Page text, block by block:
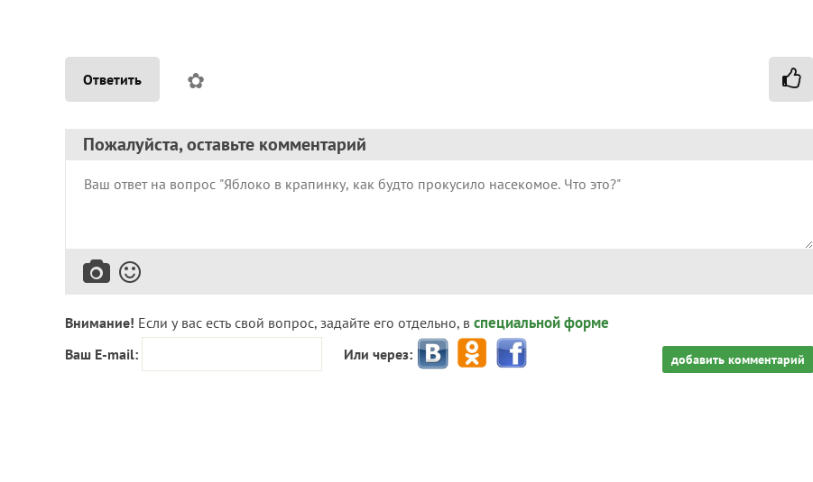
Ответить ✿
Пожалуйста, оставьте комментарий
Внимание! Если у вас есть свой вопрос, задайте его отдельно, в специальной форме
Ваш E-mail: Или через: добавить комментарий